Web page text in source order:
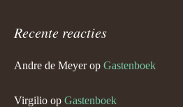
Recente reacties
Andre de Meyerop Gastenboek
Virgilio op Gastenboek